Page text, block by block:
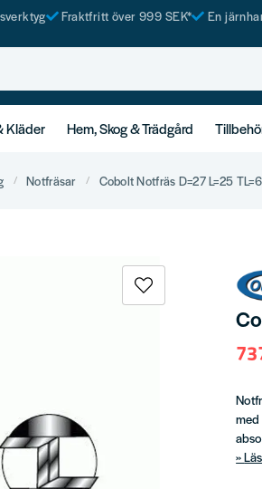
Fraktfritt över 999 SEK* En
Kläder Hem, Skog & Trädgård
Notfräsar Cobolt Notfräs D=27 L=25
med